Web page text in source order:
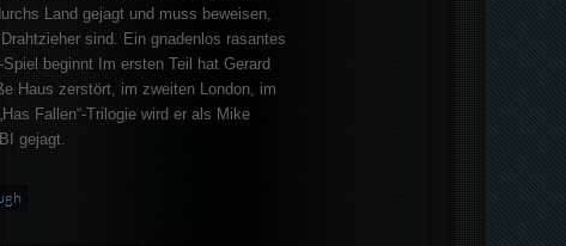
Land gejagt und muss beweisen,
sind. Ein gnadenlos rasantes
Spiel beginnt Im ersten Teil hat Gerard
Haus zerstört, im zweiten London, im
Fallen“-Trilogie wird er als Mike
gejagt.